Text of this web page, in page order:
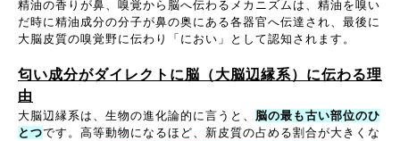
精油の香りが鼻、嗅覚から脳へ伝わるメカニズムは、精油を嗅い
だ時に精油成分の分子が鼻の奥にある各器官へ伝達され、最後に
大脳皮質の嗅覚野に伝わり「におい」として認知されます。
匂い成分がダイレクトに脳（大脳辺縁系）に伝わる理
由
大脳辺縁系は、生物の進化論的に言うと、 脳の最も古い部位のひ
とつです。高等動物になるほど、新皮質の占める割合が大きくな